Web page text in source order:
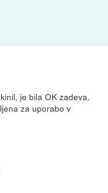
je bila OK zadeva.
za uporabo v